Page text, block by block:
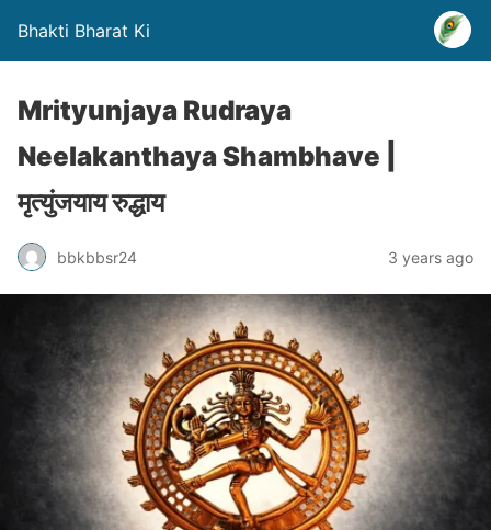
Bhakti Bharat Ki
Mrityunjaya Rudraya
Neelakanthaya Shambhave |
मृत्युंजयाय रुद्धाय
bbkbbsr24 3 years ago